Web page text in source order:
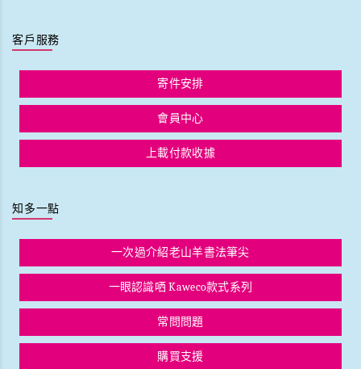
客戶服務
寄件安排
會員中心
上載付款收據
知多一點
一次過介紹老山羊書法筆尖
一眼認識哂 Kaweco款式系列
常問問題
購買支援